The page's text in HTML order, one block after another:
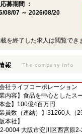
募期間 ：
08/07 ～ 2026/08/20
を終了した求人は閲覧でき
社ライフコーポレーション
業内容】食品を中心としたス
本金】100億4百万円
業員数（連結）】31260人（
本社】
0004 大阪市淀川区西宮原